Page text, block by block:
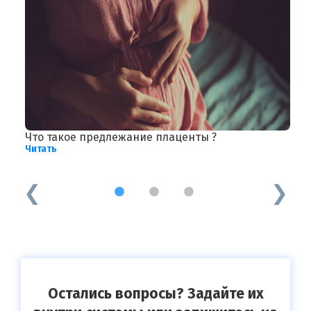
Что такое предлежание плаценты ?
Читать
1 2 3
Остались вопросы? Задайте их